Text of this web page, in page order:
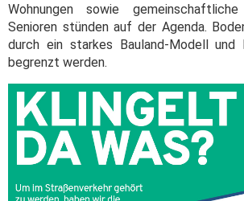
Wohnungen sowie
Senioren stünden auf der Agenda.
durch ein starkes Bauland-Modell und
begrenzt werden.